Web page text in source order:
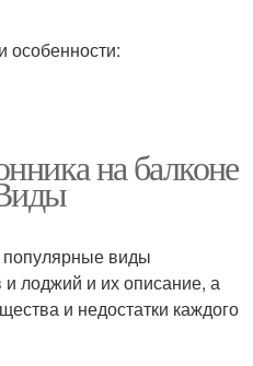
особенности:
на балконе
виды
и лоджий и их описание, а
и недостатки каждого